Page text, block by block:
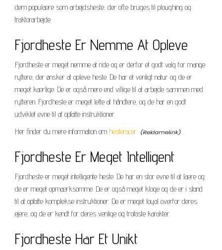
dem populære som arbejdsheste, der ofte bruges til ploughing og
traktorarbejde.
Fjordheste Er Nemme At Opleve
Fjordheste er meget nemme at ride og er derfor et godt valg for mange
ryttere, der ønsker at opleve heste. De har et venligt natur og de er
meget kærlige. De er også mere end villige til at arbejde sammen med
rytteren. Fjordheste er meget lette at håndtere, og de har en godt
udviklet evne til at opfatte instruktioner.
Her finder du mere information om hesteracer .
Fjordheste Er Meget Intelligent
Fjordheste er meget intelligente heste. De har en stor evne til at lære og
de er meget opmærksomme. De er også meget kloge og de er i stand
til at opfatte komplekse instruktioner. De er meget loyal overfor deres
ejere, og de er kendt for deres venlige og trofaste karakter.
Fjordheste Har Et Unikt